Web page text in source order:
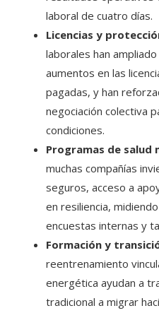
laboral de cuatro días.
Licencias y
laborales han
aumentos en las
pagadas, y han
negociación colectiva
condiciones.
Programas de salud
muchas compañías
seguros, acceso a
en resiliencia,
encuestas internas y
Formación y
reentrenamiento
energética ayudan a
tradicional a migrar